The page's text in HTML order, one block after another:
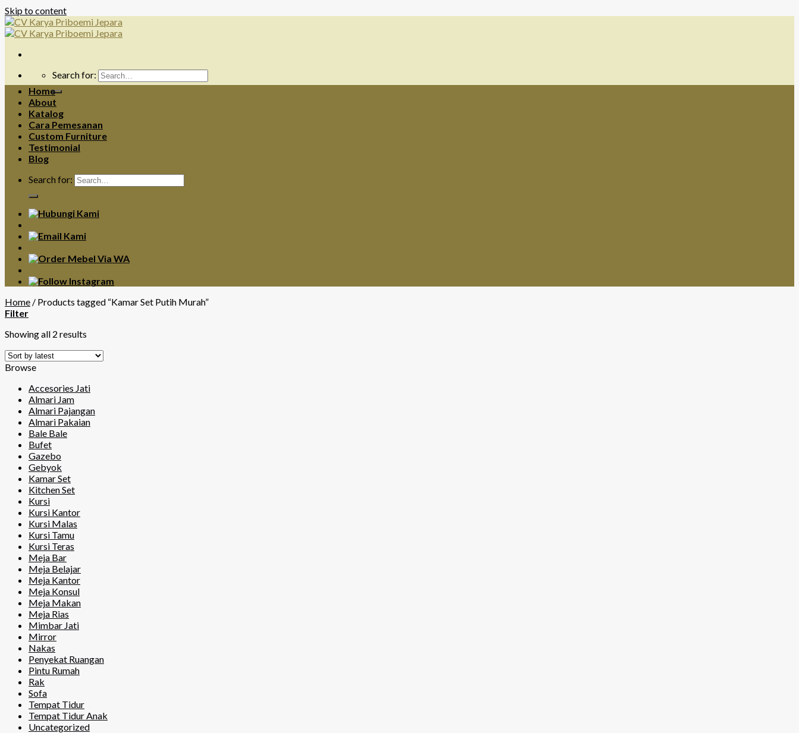
Skip to content
Search for:
Home
About
Katalog
Cara Pemesanan
Custom Furniture
Testimonial
Blog
Search for:
Home / Products tagged “Kamar Set Putih Murah”
Filter
Showing all 2 results
Browse
Accesories Jati
Almari Jam
Almari Pajangan
Almari Pakaian
Bale Bale
Bufet
Gazebo
Gebyok
Kamar Set
Kitchen Set
Kursi
Kursi Kantor
Kursi Malas
Kursi Tamu
Kursi Teras
Meja Bar
Meja Belajar
Meja Kantor
Meja Konsul
Meja Makan
Meja Rias
Mimbar Jati
Mirror
Nakas
Penyekat Ruangan
Pintu Rumah
Rak
Sofa
Tempat Tidur
Tempat Tidur Anak
Uncategorized